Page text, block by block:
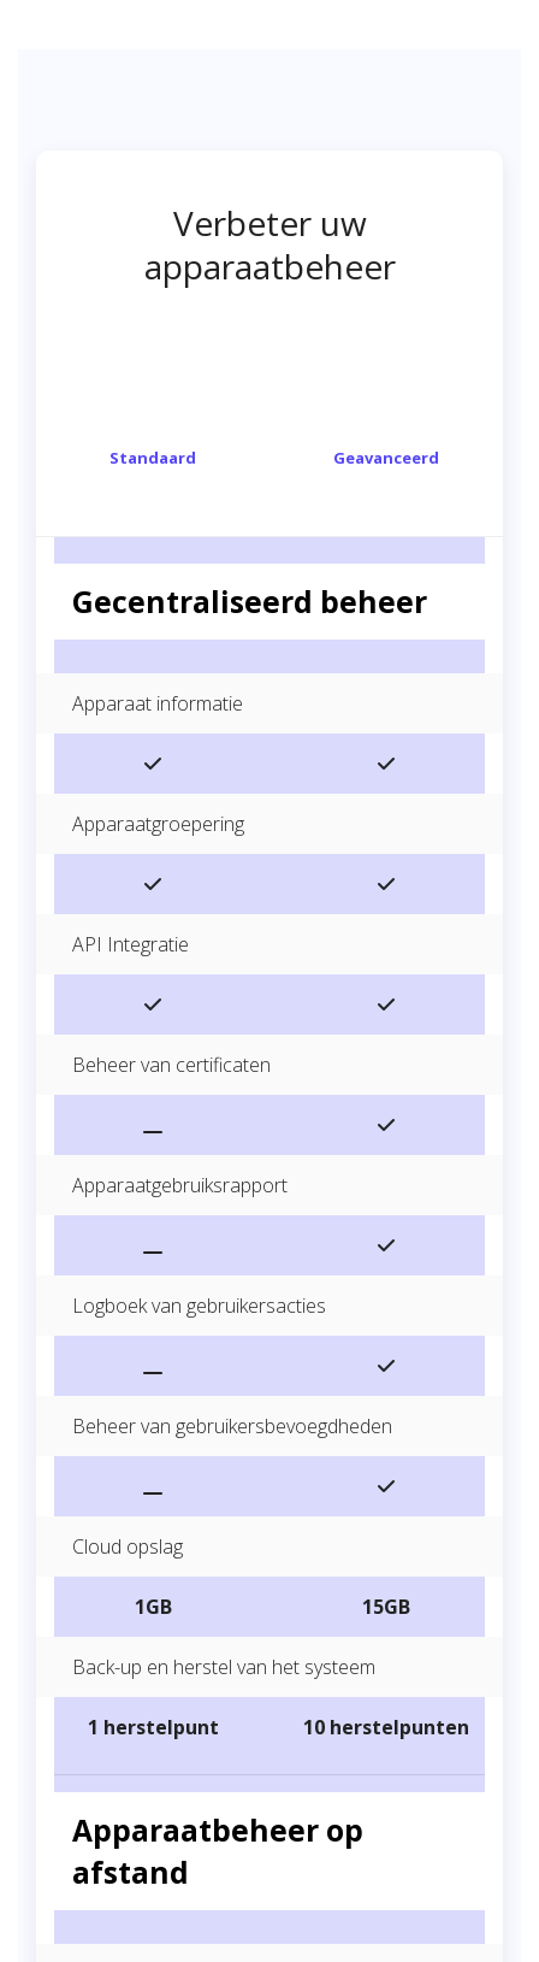
Verbeter uw
apparaatbeheer
Standaard Geavanceerd
Gecentraliseerd beheer
Apparaat informatie
Apparaatgroepering
API Integratie
Beheer van certificaten
Apparaatgebruiksrapport
Logboek van gebruikersacties
Beheer van gebruikersbevoegdheden
Cloud opslag
1GB 15GB
Back-up en herstel van het systeem
1 herstelpunt 10 herstelpunten
Apparaatbeheer op
afstand